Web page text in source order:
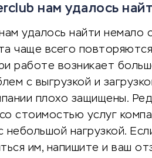
нам удалось
удалось найти немало
чаще всего
работе возникает
с выгрузкой и
плохо защищены.
стоимостью услуг
нагрузкой.
им, напишите и ваш